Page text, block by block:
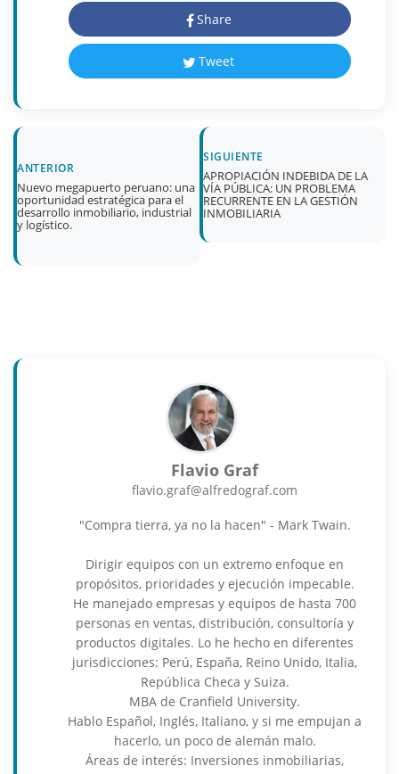
Share
Tweet
ANTERIOR
Nuevo megapuerto peruano: una
oportunidad estratégica para el
desarrollo inmobiliario, industrial
y logístico.
SIGUIENTE
APROPIACIÓN INDEBIDA DE LA
VÍA PÚBLICA: UN PROBLEMA
RECURRENTE EN LA GESTIÓN
INMOBILIARIA
Flavio Graf
flavio.graf@alfredograf.com
"Compra tierra, ya no la hacen" - Mark Twain.
Dirigir equipos con un extremo enfoque en
propósitos, prioridades y ejecución impecable.
He manejado empresas y equipos de hasta 700
personas en ventas, distribución, consultoría y
productos digitales. Lo he hecho en diferentes
jurisdicciones: Perú, España, Reino Unido, Italia,
República Checa y Suiza.
MBA de Cranfield University.
Hablo Español, Inglés, Italiano, y si me empujan a
hacerlo, un poco de alemán malo.
Áreas de interés: Inversiones inmobiliarias,